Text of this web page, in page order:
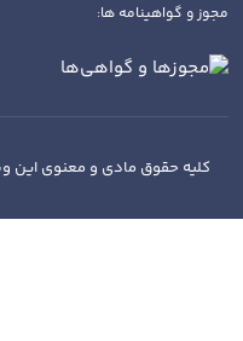
مجوز و گواهینامه ها:
کلیه حقوق مادی و معنوی این